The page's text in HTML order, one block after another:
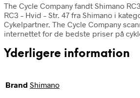
The Cycle Company fandt Shimano
RC3 – Hvid – Str. 47 fra Shimano i
Cykelpartner. The Cycle Company
internettet for de bedste priser på
Yderligere information
Brand Shimano